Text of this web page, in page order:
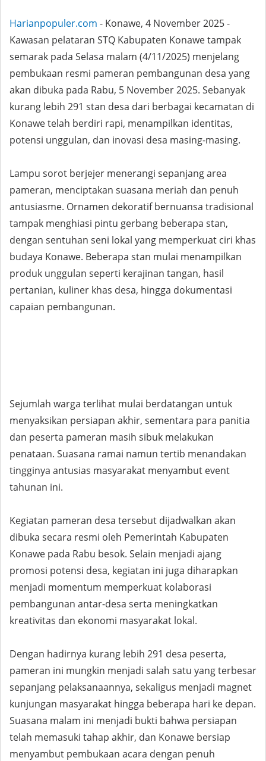
Harianpopuler.com - Konawe, 4 November 2025 -
Kawasan pelataran STQ Kabupaten Konawe tampak
semarak pada Selasa malam (4/11/2025) menjelang
pembukaan resmi pameran pembangunan desa yang
akan dibuka pada Rabu, 5 November 2025. Sebanyak
kurang lebih 291 stan desa dari berbagai kecamatan di
Konawe telah berdiri rapi, menampilkan identitas,
potensi unggulan, dan inovasi desa masing-masing.
Lampu sorot berjejer menerangi sepanjang area
pameran, menciptakan suasana meriah dan penuh
antusiasme. Ornamen dekoratif bernuansa tradisional
tampak menghiasi pintu gerbang beberapa stan,
dengan sentuhan seni lokal yang memperkuat ciri khas
budaya Konawe. Beberapa stan mulai menampilkan
produk unggulan seperti kerajinan tangan, hasil
pertanian, kuliner khas desa, hingga dokumentasi
capaian pembangunan.
Sejumlah warga terlihat mulai berdatangan untuk
menyaksikan persiapan akhir, sementara para panitia
dan peserta pameran masih sibuk melakukan
penataan. Suasana ramai namun tertib menandakan
tingginya antusias masyarakat menyambut event
tahunan ini.
Kegiatan pameran desa tersebut dijadwalkan akan
dibuka secara resmi oleh Pemerintah Kabupaten
Konawe pada Rabu besok. Selain menjadi ajang
promosi potensi desa, kegiatan ini juga diharapkan
menjadi momentum memperkuat kolaborasi
pembangunan antar-desa serta meningkatkan
kreativitas dan ekonomi masyarakat lokal.
Dengan hadirnya kurang lebih 291 desa peserta,
pameran ini mungkin menjadi salah satu yang terbesar
sepanjang pelaksanaannya, sekaligus menjadi magnet
kunjungan masyarakat hingga beberapa hari ke depan.
Suasana malam ini menjadi bukti bahwa persiapan
telah memasuki tahap akhir, dan Konawe bersiap
menyambut pembukaan acara dengan penuh